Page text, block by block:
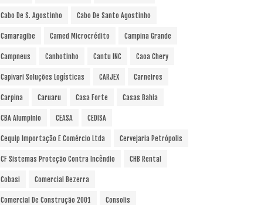
Cabo De S. Agostinho Cabo De Santo Agostinho
Camaragibe Camed Microcrédito Campina Grande
Campneus Canhotinho Cantu INC Caoa Chery
Capivari Soluções Logísticas CARJEX Carneiros
Carpina Caruaru Casa Forte Casas Bahia
CBA Alumpinio CEASA CEDISA
Cequip Importação E Comércio Ltda Cervejaria Petrópolis
CF Sistemas Proteção Contra Incêndio CHB Rental
Cobasi Comercial Bezerra
Comercial De Construção 2001 Consolis